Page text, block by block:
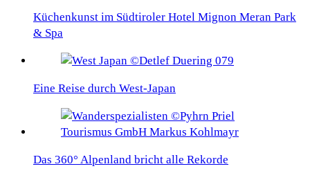
Küchenkunst im Südtiroler Hotel Mignon Meran Park
& Spa
Eine Reise durch West-Japan
Das 360° Alpenland bricht alle Rekorde